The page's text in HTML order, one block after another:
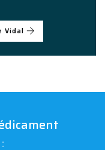
Vidal